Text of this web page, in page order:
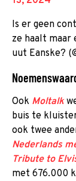
Is er geen
ze haalt maar
uut Eanske?
Ook Moltalk
buis te
ook twee
Nederlands
Tribute to
met 676.000